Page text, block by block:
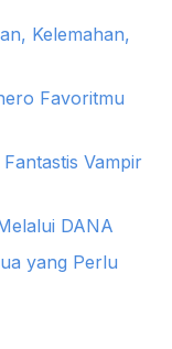
Kelemahan,
Favoritmu
Vampir
DANA
yang Perlu